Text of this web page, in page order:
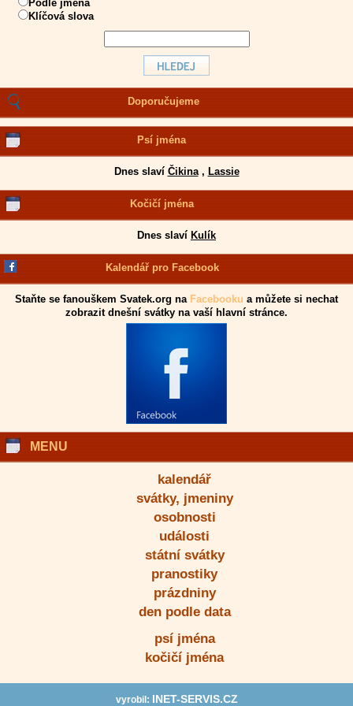
Podle jména
Klíčová slova
Doporučujeme
Psí jména
Dnes slaví Čikina, Lassie
Kočičí jména
Dnes slaví Kulík
Kalendář pro Facebook
Staňte se fanouškem Svatek.org na Facebooku a můžete si nechat
zobrazit dnešní svátky na vaší hlavní stránce.
MENU
kalendář
svátky, jmeniny
osobnosti
události
státní svátky
pranostiky
prázdniny
den podle data
psí jména
kočičí jména
vyrobil:
INET-SERVIS.CZ